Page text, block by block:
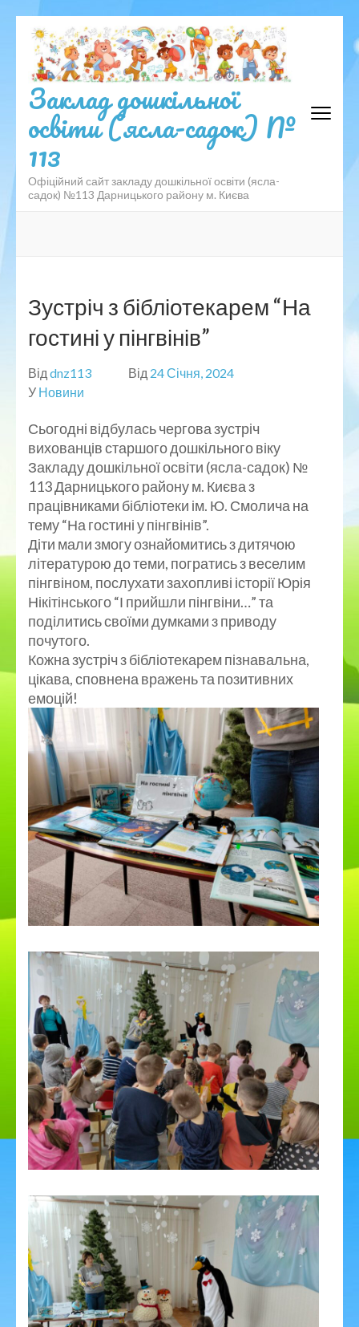
Перейти
вмісту
(натисніть
Enter)
Заклад дошкільної
освіти (ясла-садок) №
113
Офіційний сайт закладу дошкільної освіти (ясла-
садок) №113 Дарницького району м. Києва
Зустріч з бібліотекарем “На
гостині у пінгвінів”
Від dnz113 Від 24 Січня, 2024
У Новини
Сьогодні відбулась чергова зустріч
вихованців старшого дошкільного віку
Закладу дошкільної освіти (ясла-садок) №
113 Дарницького району м. Києва з
працівниками бібліотеки ім. Ю. Смолича на
тему “На гостині у пінгвінів”.
Діти мали змогу ознайомитись з дитячою
літературою до теми, погратись з веселим
пінгвіном, послухати захопливі історії Юрія
Нікітінського “І прийшли пінгвіни…” та
поділитись своїми думками з приводу
почутого.
Кожна зустріч з бібліотекарем пізнавальна,
цікава, сповнена вражень та позитивних
емоцій!